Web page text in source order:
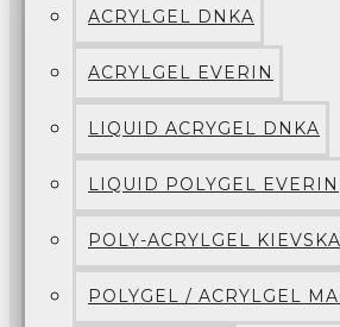
ACRYLGEL DNKA
ACRYLGEL EVERIN
LIQUID ACRYGEL DNKA
LIQUID POLYGEL EVERIN
POLY-ACRYLGEL
POLYGEL / ACRYLGEL